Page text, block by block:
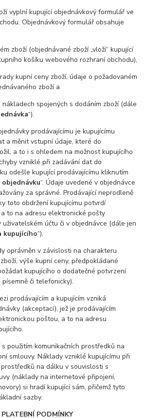
vyplní kupující objednávkový formulář ve
Objednávkový formulář obsahuje
zboží (objednávané zboží „vloží“ kupující
košíku webového rozhraní obchodu),
kupní ceny zboží, údaje o požadovaném
zboží a
spojených s dodáním zboží (dále
“).
prodávajícímu je kupujícímu
a měnit vstupní údaje, které do
a to i s ohledem na možnost kupujícího
vzniklé při zadávání dat do
odešle kupující prodávajícímu kliknutím
“. Údaje uvedené v objednávce
za správné. Prodávající neprodleně
toto obdržení kupujícímu potvrdí
to na adresu elektronické pošty
účtu či v objednávce (dále jen
kupujícího“).
oprávněn v závislosti na charakteru
výše kupní ceny, předpokládané
kupujícího o dodatečné potvrzení
či telefonicky).
prodávajícím a kupujícím vzniká
(akceptací), jež je prodávajícím
poštou, a to na adresu
použitím komunikačních prostředků na
smlouvy. Náklady vzniklé kupujícímu při
na dálku v souvislosti s
(náklady na internetové připojení,
si hradí kupující sám, přičemž tyto
sazby.
PODMÍNKY